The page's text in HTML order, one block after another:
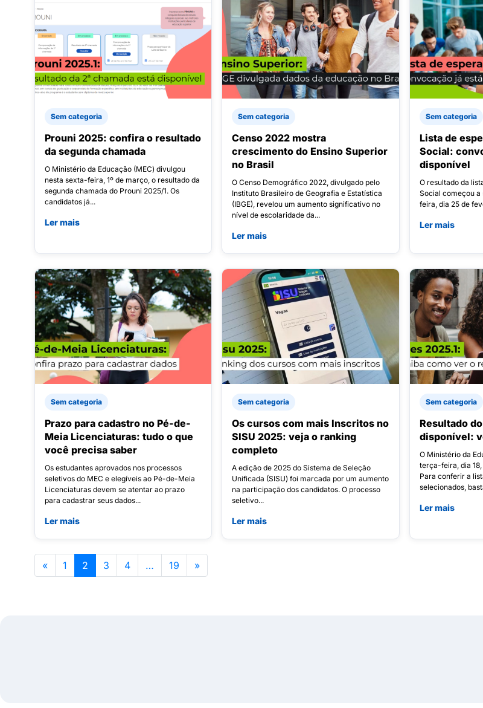
Sem categoria
Prouni 2025: confira o resultado
da segunda chamada
O Ministério da Educação (MEC) divulgou
nesta sexta-feira, 1º de março, o resultado da
segunda chamada do Prouni 2025/1. Os
candidatos já...
Ler mais
Sem categoria
Censo 2022 mostra
crescimento do Ensino Superior
no Brasil
O Censo Demográfico 2022, divulgado pelo
Instituto Brasileiro de Geografia e Estatística
(IBGE), revelou um aumento significativo no
nível de escolaridade da...
Ler mais
Sem categoria
Lista de
Social:
disponível
O resultado da
Social começou
feira, dia 25 de
Ler mais
Sem categoria
Prazo para cadastro no Pé-de-
Meia Licenciaturas: tudo o que
você precisa saber
Os estudantes aprovados nos processos
seletivos do MEC e elegíveis ao Pé-de-Meia
Licenciaturas devem se atentar ao prazo
para cadastrar seus dados...
Ler mais
Sem categoria
Os cursos com mais Inscritos no
SISU 2025: veja o ranking
completo
A edição de 2025 do Sistema de Seleção
Unificada (SISU) foi marcada por um aumento
na participação dos candidatos. O processo
seletivo...
Ler mais
Sem categoria
Resultado
disponível:
O Ministério da
terça-feira, dia
Para conferir a
selecionados,
Ler mais
« 1 2 3 4 … 19 »